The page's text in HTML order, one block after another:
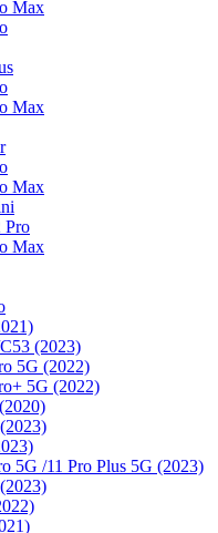
Max
Max
Max
Pro
Max
(2023)
5G (2022)
5G (2022)
5G /11 Pro Plus 5G (2023)